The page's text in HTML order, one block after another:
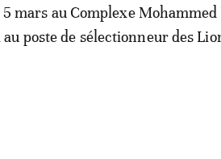
mars au Complexe Mohammed
poste de sélectionneur des